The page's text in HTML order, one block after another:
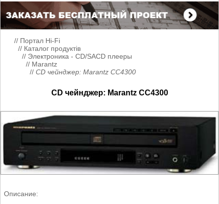
// Портал Hi-Fi
// Каталог продуктів
// Электроника - CD/SACD плееры
// Marantz
// CD чейнджер: Marantz CC4300
CD чейнджер: Marantz CC4300
Описание: